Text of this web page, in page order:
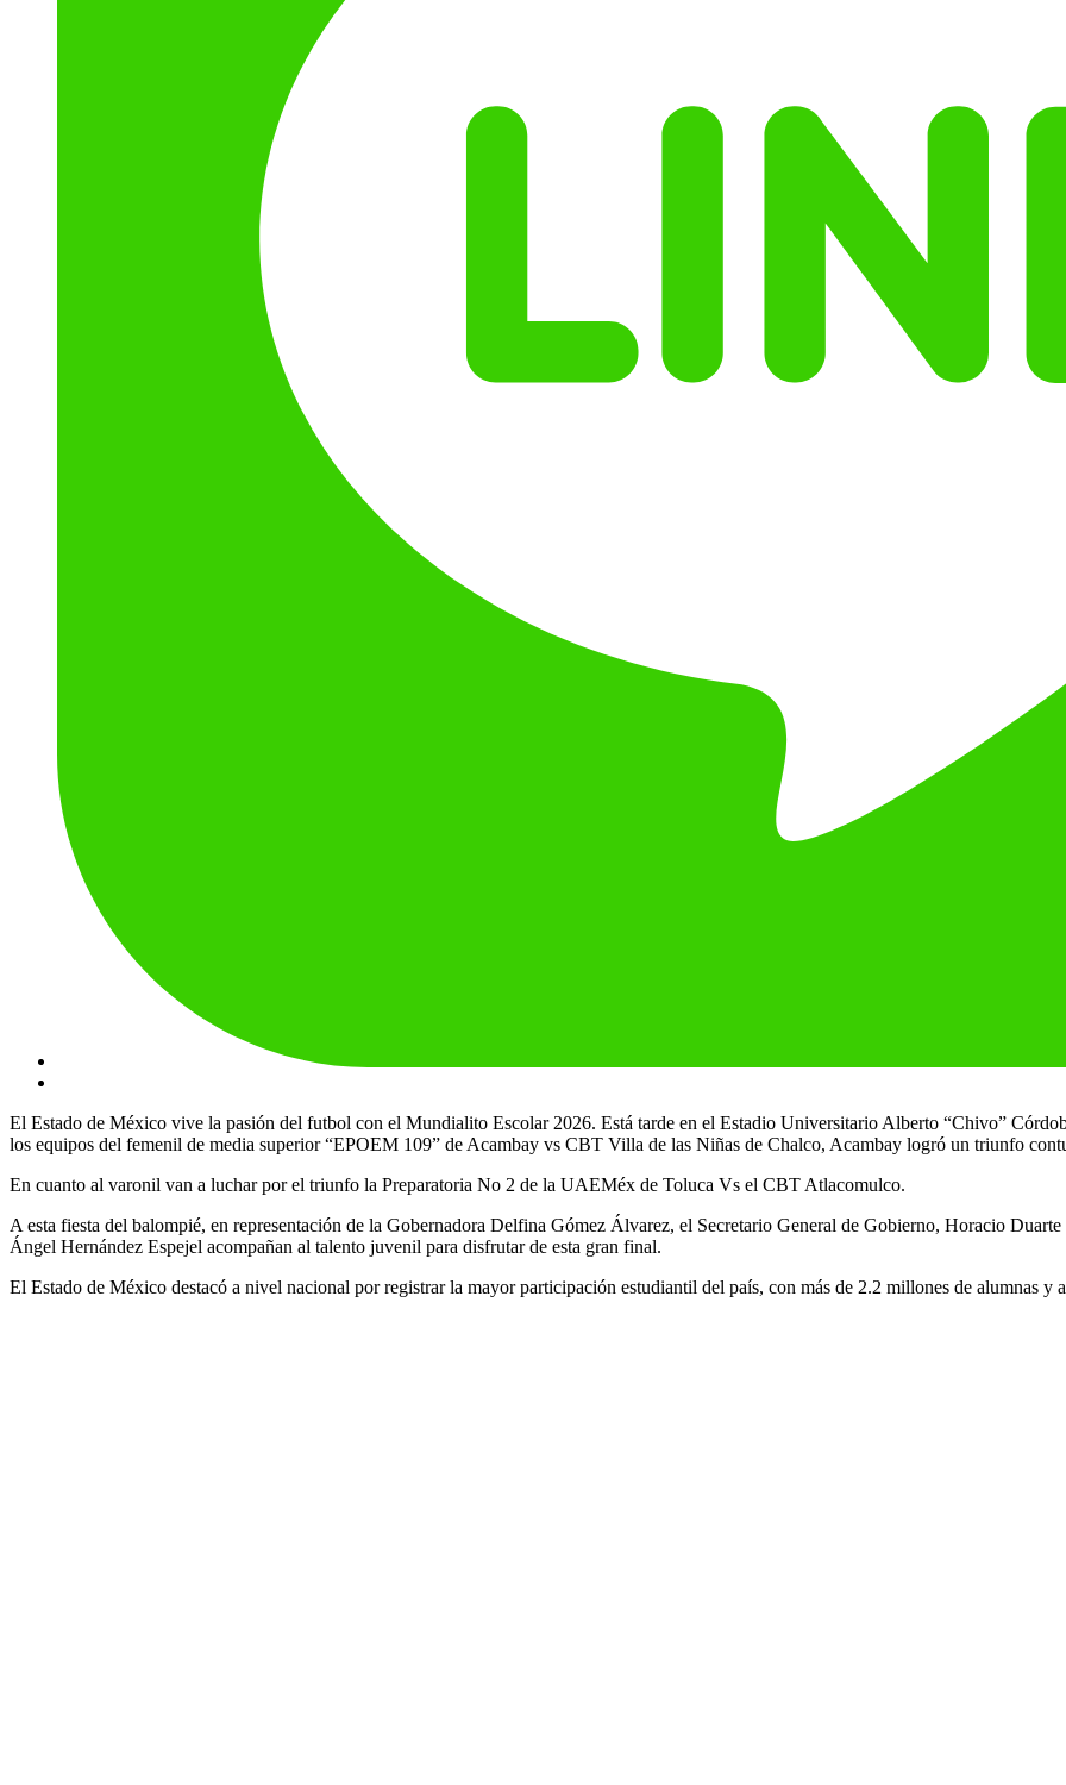
El Estado de México vive la pasión del futbol con el Mundialito Escolar 2026. Está tarde en el Estadio Universitario Alberto “Chivo”
los equipos del femenil de media superior “EPOEM 109” de Acambay vs CBT Villa de las Niñas de Chalco, Acambay logró un triunfo
En cuanto al varonil van a luchar por el triunfo la Preparatoria No 2 de la UAEMéx de Toluca Vs el CBT Atlacomulco.
A esta fiesta del balompié, en representación de la Gobernadora Delfina Gómez Álvarez, el Secretario General de Gobierno, Horacio
Ángel Hernández Espejel acompañan al talento juvenil para disfrutar de esta gran final.
El Estado de México destacó a nivel nacional por registrar la mayor participación estudiantil del país, con más de 2.2 millones de alumnas y